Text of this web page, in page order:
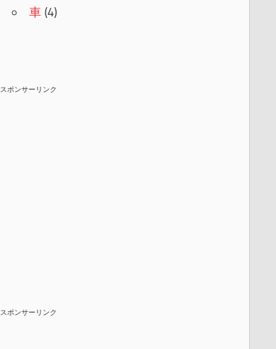
車(4)
スポンサーリンク
スポンサーリンク